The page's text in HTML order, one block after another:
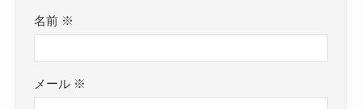
名前 ※
メール ※